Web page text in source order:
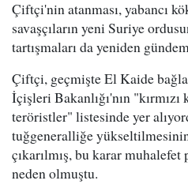
Çiftçi'nin atanması, yabancı
savaşçıların yeni Suriye
tartışmaları da yeniden
Çiftçi, geçmişte El Kaide
İçişleri Bakanlığı'nın
teröristler" listesinde yer
tuğgeneralliğe
çıkarılmış, bu karar
neden olmuştu.